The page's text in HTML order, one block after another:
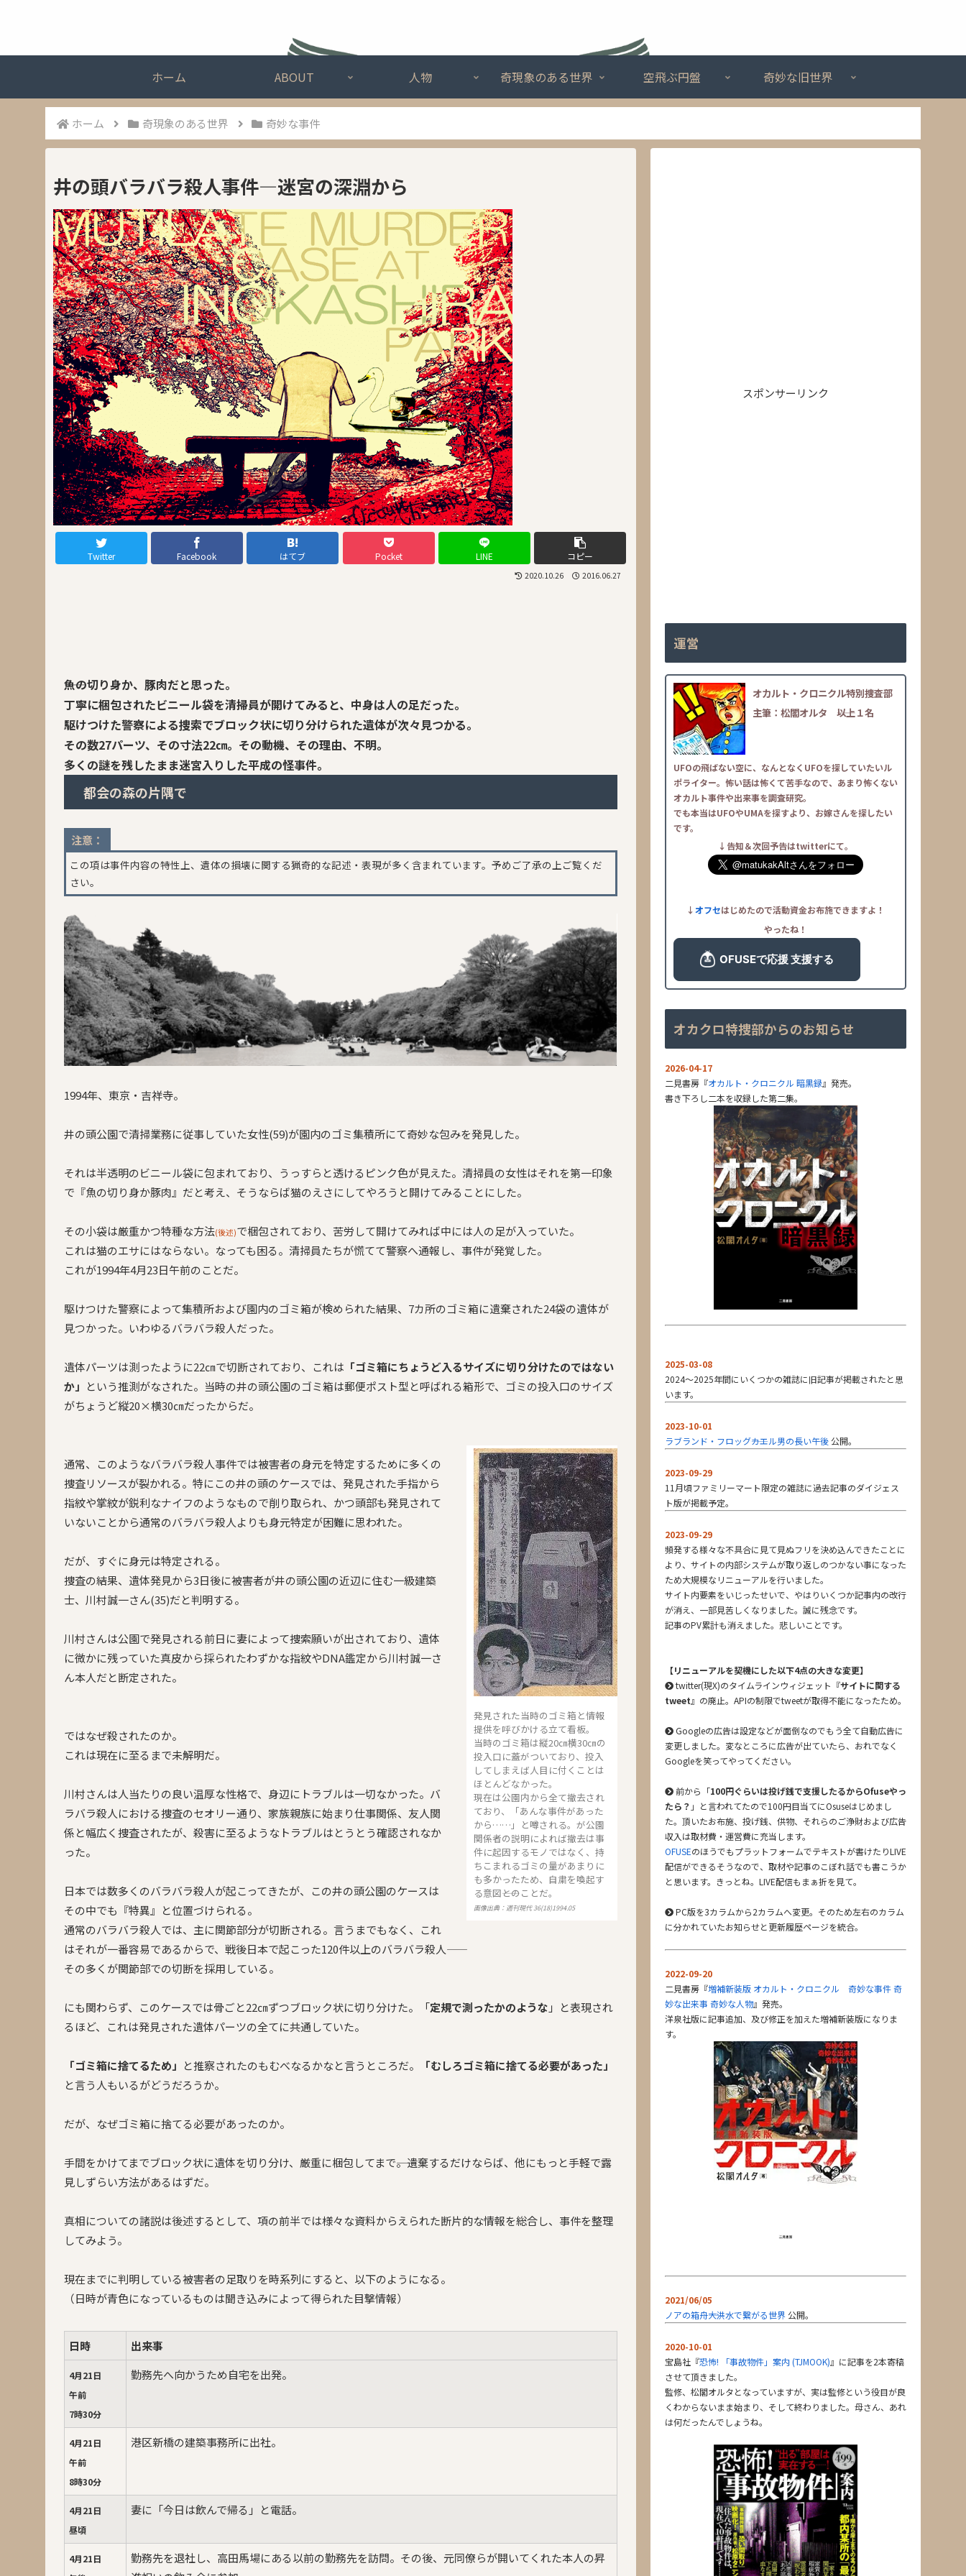
ホーム ABOUT 人物 奇現象のある世界 空飛ぶ円盤 奇妙な旧世界
ホーム 奇現象のある世界 奇妙な事件
井の頭バラバラ殺人事件―迷宮の深淵から
Twitter Facebook はてブ Pocket LINE コピー
2020.10.26 2016.06.27
――魚の切り身か、豚肉だと思った。
丁寧に梱包されたビニール袋を清掃員が開けてみると、中身は人の足だった。
駆けつけた警察による捜索でブロック状に切り分けられた遺体が次々見つかる。
その数27パーツ、その寸法22㎝。その動機、その理由、不明。
多くの謎を残したまま迷宮入りした平成の怪事件。
都会の森の片隅で
注意：
この項は事件内容の特性上、遺体の損壊に関する猟奇的な記述・表現が多く含まれています。予めご了承の上ご覧くだ
さい。
1994年、東京・吉祥寺。
井の頭公園で清掃業務に従事していた女性(59)が園内のゴミ集積所にて奇妙な包みを発見した。
それは半透明のビニール袋に包まれており、うっすらと透けるピンク色が見えた。清掃員の女性はそれを第一印象
で『魚の切り身か豚肉』だと考え、そうならば猫のえさにしてやろうと開けてみることにした。
その小袋は厳重かつ特種な方法(後述)で梱包されており、苦労して開けてみれば中には人の足が入っていた。
これは猫のエサにはならない。なっても困る。清掃員たちが慌てて警察へ通報し、事件が発覚した。
これが1994年4月23日午前のことだ。
駆けつけた警察によって集積所および園内のゴミ箱が検められた結果、7カ所のゴミ箱に遺棄された24袋の遺体が
見つかった。いわゆるバラバラ殺人だった。
遺体パーツは測ったように22㎝で切断されており、これは 「ゴミ箱にちょうど入るサイズに切り分けたのではない
か」 という推測がなされた。当時の井の頭公園のゴミ箱は郵便ポスト型と呼ばれる箱形で、ゴミの投入口のサイズ
がちょうど縦20×横30㎝だったからだ。
発見された当時のゴミ箱と情報
提供を呼びかける立て看板。
当時のゴミ箱は縦20㎝横30㎝の
投入口に蓋がついており、投入
してしまえば人目に付くことは
ほとんどなかった。
現在は公園内から全て撤去され
ており、「あんな事件があった
から……」と噂される。が公園
関係者の説明によれば撤去は事
件に起因するモノではなく、持
ちこまれるゴミの量があまりに
も多かったため、自粛を喚起す
る意図――とのことだ。
画像出典：週刊現代 36(18)1994.05
通常、このようなバラバラ殺人事件では被害者の身元を特定するために多くの
捜査リソースが裂かれる。特にこの井の頭のケースでは、発見された手指から
指紋や掌紋が鋭利なナイフのようなもので削り取られ、かつ頭部も発見されて
いないことから通常のバラバラ殺人よりも身元特定が困難に思われた。
だが、すぐに身元は特定される。
捜査の結果、遺体発見から3日後に被害者が井の頭公園の近辺に住む一級建築
士、川村誠一さん(35)だと判明する。
川村さんは公園で発見される前日に妻によって捜索願いが出されており、遺体
に微かに残っていた真皮から採られたわずかな指紋やDNA鑑定から川村誠一さ
ん本人だと断定された。
ではなぜ殺されたのか。
これは現在に至るまで未解明だ。
川村さんは人当たりの良い温厚な性格で、身辺にトラブルは一切なかった。バ
ラバラ殺人における捜査のセオリー通り、家族親族に始まり仕事関係、友人関
係と幅広く捜査されたが、殺害に至るようなトラブルはとうとう確認されなか
った。
日本では数多くのバラバラ殺人が起こってきたが、この井の頭公園のケースは
その中でも『特異』と位置づけられる。
通常のバラバラ殺人では、主に関節部分が切断される。言うまでもなく、これ
はそれが一番容易であるからで、戦後日本で起こった120件以上のバラバラ殺人――
その多くが関節部での切断を採用している。
にも関わらず、このケースでは骨ごと22㎝ずつブロック状に切り分けた。「定規で測ったかのような 」と表現され
るほど、これは発見された遺体パーツの全てに共通していた。
「ゴミ箱に捨てるため」 と推察されたのもむべなるかなと言うところだ。
「むしろゴミ箱に捨てる必要があった」
と言う人もいるがどうだろうか。
だが、なぜゴミ箱に捨てる必要があったのか。
手間をかけてまでブロック状に遺体を切り分け、厳重に梱包してまで――。遺棄するだけならば、他にもっと手軽で露
見しずらい方法があるはずだ。
真相についての諸説は後述するとして、項の前半では様々な資料からえられた断片的な情報を総合し、事件を整理
してみよう。
現在までに判明している被害者の足取りを時系列にすると、以下のようになる。
（日時が青色になっているものは聞き込みによって得られた目撃情報）
日時 出来事
4月21日
午前
7時30分
勤務先へ向かうため自宅を出発。
4月21日
午前
8時30分
港区新橋の建築事務所に出社。
4月21日
昼頃
妻に「今日は飲んで帰る」と電話。
4月21日
勤務先を退社し、高田馬場にある以前の勤務先を訪問。その後、元同僚らが開いてくれた本人の昇
スポンサーリンク
運営
オカルト・クロニクル特別捜査部
主筆：松閣オルタ ――以上１名
UFOの飛ばない空に、なんとなくUFOを探していたいル
ポライター。怖い話は怖くて苦手なので、あまり怖くない
オカルト事件や出来事を調査研究。
でも本当はUFOやUMAを探すより、お嫁さんを探したい
です。
↓告知＆次回予告はtwitterにて。
↓オフセはじめたので活動資金お布施できますよ！
やったね！
オカクロ特捜部からのお知らせ
2026-04-17
二見書房『オカルト・クロニクル 暗黒録』発売。
書き下ろし二本を収録した第二集。
2025-03-08
2024～2025年間にいくつかの雑誌に旧記事が掲載されたと思
います。
2023-10-01
ラブランド・フロッグ――カエル男の長い午後公開。
2023-09-29
11月頃ファミリーマート限定の雑誌に過去記事のダイジェス
ト版が掲載予定。
2023-09-29
頻発する様々な不具合に見て見ぬフリを決め込んできたことに
より、サイトの内部システムが取り返しのつかない事になった
ため大規模なリニューアルを行いました。
サイト内要素をいじったせいで、やはりいくつか記事内の改行
が消え、一部見苦しくなりました。誠に残念です。
記事のPV累計も消えました。悲しいことです。
【リニューアルを契機にした以下4点の大きな変更】
twitter(現X)のタイムラインウィジェット『サイトに関する
tweet』の廃止。APIの制限でtweetが取得不能になったため。
Googleの広告は設定などが面倒なのでもう全て自動広告に
変更しました。変なところに広告が出ていたら、おれでなく
Googleを笑ってやってください。
前から「100円ぐらいは投げ銭で支援したるからOfuseやっ
たら？ 」と言われてたので100円目当てにOsuseはじめまし
た。頂いたお布施、投げ銭、供物、それらのご浄財および広告
収入は取材費・運営費に充当します。
OFUSEのほうでもプラットフォームでテキストが書けたりLIVE
配信ができるそうなので、取材や記事のこぼれ話でも書こうか
と思います。きっとね。LIVE配信もまぁ折を見て。
PC版を3カラムから2カラムへ変更。そのため左右のカラム
に分かれていたお知らせと更新履歴ページを統合。
2022-09-20
二見書房『増補新装版 オカルト・クロニクル 奇妙な事件 奇
妙な出来事 奇妙な人物』発売。
洋泉社版に記事追加、及び修正を加えた増補新装版になりま
す。
2021/06/05
ノアの箱舟――大洪水で繋がる世界公開。
2020-10-01
宝島社『恐怖! 「事故物件」案内 (TJMOOK)』に記事を2本寄稿
させて頂きました。
監修、松閣オルタとなっていますが、実は監修という役目が良
くわからないまま始まり、そして終わりました。母さん、あれ
は何だったんでしょうね。